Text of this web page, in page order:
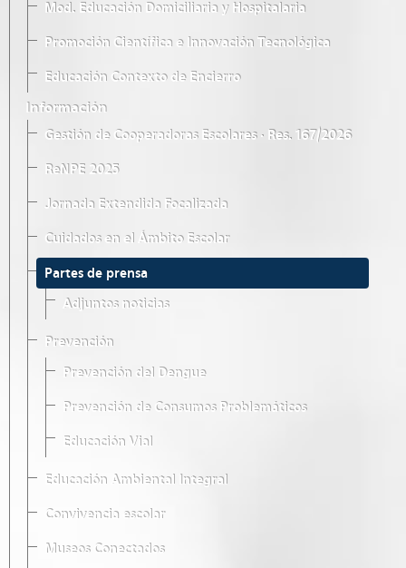
Mod. Educación Domiciliaria y Hospitalaria
Promoción Científica e Innovación Tecnológica
Educación Contexto de Encierro
Información
Gestión de Cooperadoras Escolares · Res. 167/2026
ReNPE 2025
Jornada Extendida Focalizada
Cuidados en el Ámbito Escolar
Partes de prensa
Adjuntos noticias
Prevención
Prevención del Dengue
Prevención de Consumos Problemáticos
Educación Vial
Educación Ambiental Integral
Convivencia escolar
Museos Conectados